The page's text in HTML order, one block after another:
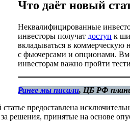
Что даёт новый
Неквалифицированные
инвесторы получат доступ к
вкладываться в
с фьючерсами и опционами.
инвесторам важно пройти
Ранее мы писали, ЦБ РФ
предоставлена
за решения, принятые на основе